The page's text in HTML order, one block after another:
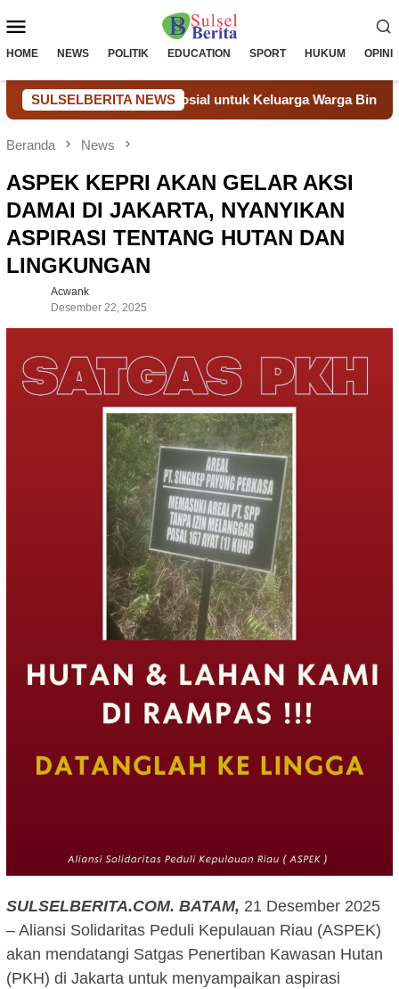
ke
Mobile
HOME NEWS POLITIK EDUCATION SPORT HUKUM OPINI
SULSELBERITA NEWS
Bantuan Sosial untuk Keluarga Warga Binaan
Beranda News
ASPEK KEPRI AKAN GELAR AKSI
DAMAI DI JAKARTA, NYANYIKAN
ASPIRASI TENTANG HUTAN DAN
LINGKUNGAN
Acwank
Desember 22, 2025
SULSELBERITA.COM. BATAM, 21 Desember 2025
– Aliansi Solidaritas Peduli Kepulauan Riau (ASPEK)
akan mendatangi Satgas Penertiban Kawasan Hutan
(PKH) di Jakarta untuk menyampaikan aspirasi